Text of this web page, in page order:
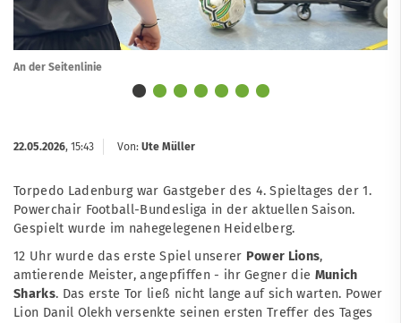
An der Seitenlinie
22.05.2026, 15:43 Von: Ute Müller
Torpedo Ladenburg war Gastgeber des 4. Spieltages der 1.
Powerchair Football-Bundesliga in der aktuellen Saison.
Gespielt wurde im nahegelegenen Heidelberg.
12 Uhr wurde das erste Spiel unserer Power Lions,
amtierende Meister, angepfiffen - ihr Gegner die Munich
Sharks. Das erste Tor ließ nicht lange auf sich warten. Power
Lion Danil Olekh versenkte seinen ersten Treffer des Tages